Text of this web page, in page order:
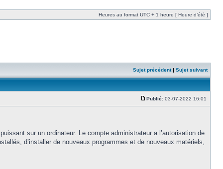
Heures au format UTC + 1 heure [ Heure d’été ]
Sujet précédent| Sujet suivant
Publié: 03-07-2022 16:01
sur un ordinateur. Le compte administrateur a l’autorisation de
d’installer de nouveaux programmes et de nouveaux matériels,